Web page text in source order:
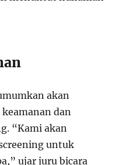
akan
dan
“Kami akan
untuk
ujar juru bicara